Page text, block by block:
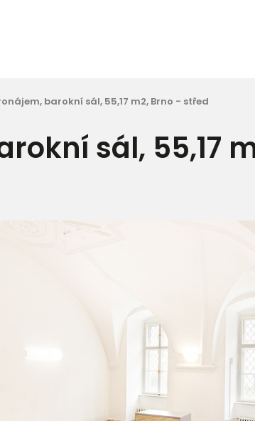
barokní sál, 55,17 m2, Brno - střed
sál, 55,17